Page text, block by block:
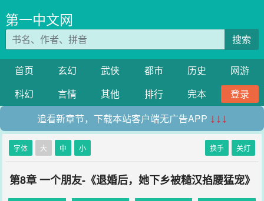
第一中文网
搜索
首页 玄幻 武侠 都市 历史
网游
科幻
言情 其他 排行 完本
登录
追看新章节，下载本站客户端无广告APP ↓↓↓
字体 大 中 小 换手 关灯
第8章 一个朋友-《退婚后，她下乡被糙汉掐腰猛宠》